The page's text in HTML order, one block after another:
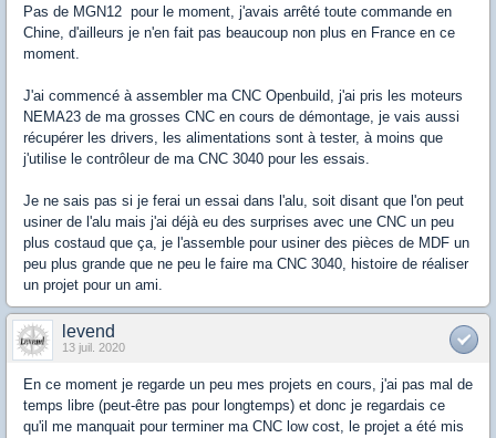
Pas de MGN12 pour le moment, j'avais arrêté toute commande en
Chine, d'ailleurs je n'en fait pas beaucoup non plus en France en ce
moment.
J'ai commencé à assembler ma CNC Openbuild, j'ai pris les moteurs
NEMA23 de ma grosses CNC en cours de démontage, je vais aussi
récupérer les drivers, les alimentations sont à tester, à moins que
j'utilise le contrôleur de ma CNC 3040 pour les essais.
Je ne sais pas si je ferai un essai dans l'alu, soit disant que l'on peut
usiner de l'alu mais j'ai déjà eu des surprises avec une CNC un peu
plus costaud que ça, je l'assemble pour usiner des pièces de MDF un
peu plus grande que ne peu le faire ma CNC 3040, histoire de réaliser
un projet pour un ami.
levend
13 juil. 2020
En ce moment je regarde un peu mes projets en cours, j'ai pas mal de
temps libre (peut-être pas pour longtemps) et donc je regardais ce
qu'il me manquait pour terminer ma CNC low cost, le projet a été mis